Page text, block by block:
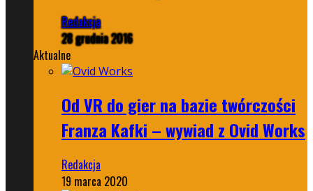
Redakcja
28 grudnia 2016
Aktualne
Od VR do gier na bazie twórczości
Franza Kafki – wywiad z Ovid Works
Redakcja
19 marca 2020